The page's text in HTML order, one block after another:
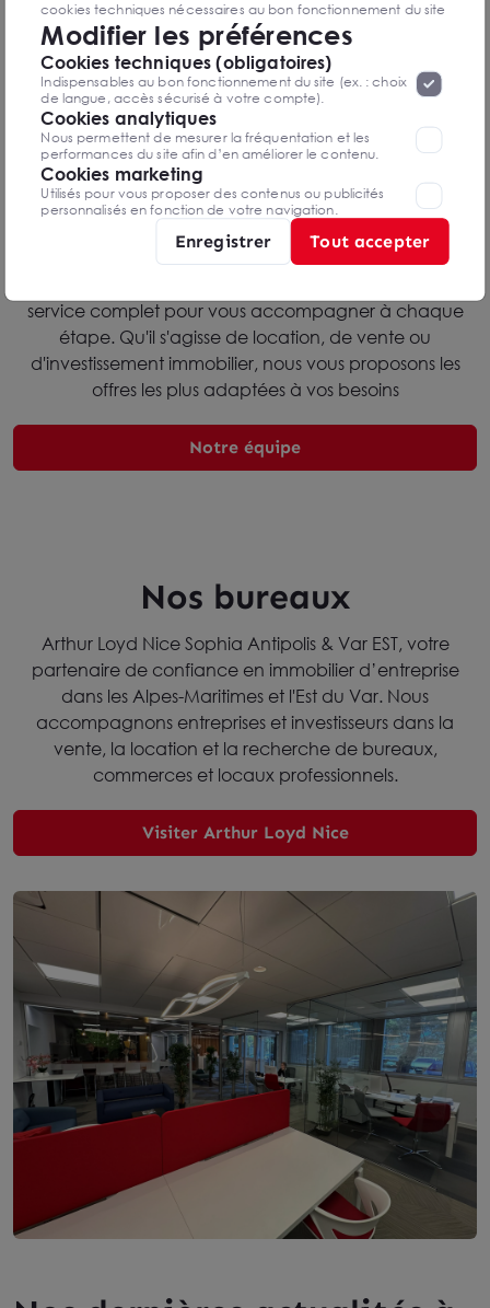
Notre équipe
Chez Arthur Nice Sophia Antipolis &Var Est, notre
équipe dévouée est là pour vous guider en toute
confiance dans la réalisation de vos projets immobiliers.
Nous mettons à profit notre connaissance approfondie
service complet pour vous accompagner à chaque
étape. Qu'il s'agisse de location, de vente ou
d'investissement immobilier, nous vous proposons les
offres les plus adaptées à vos besoins
Notre équipe
Nos bureaux
Arthur Loyd Nice Sophia Antipolis & Var EST, votre
partenaire de confiance en immobilier d’entreprise
dans les Alpes-Maritimes et l'Est du Var. Nous
accompagnons entreprises et investisseurs dans la
vente, la location et la recherche de bureaux,
commerces et locaux professionnels.
Visiter Arthur Loyd Nice
cookies techniques nécessaires au bon fonctionnement du site
seront déposés. Pour plus d’informations, vous pouvez consulter
«Protection des données à caractère
personnel ».Lorsque vous naviguez sur notre site internet, il
peut être amenée à déposer des cookies. Vous avez la
possibilité de désactiver les cookies, ces réglages ne seront
valables que sur le navigateur que vous utilisez actuellement
Modifier les préférences
Cookies techniques (obligatoires)
Indispensables au bon fonctionnement du site (ex. : choix
de langue, accès sécurisé à votre compte).
Cookies analytiques
Nous permettent de mesurer la fréquentation et les
performances du site afin d’en améliorer le contenu.
Cookies marketing
Utilisés pour vous proposer des contenus ou publicités
personnalisés en fonction de votre navigation.
Enregistrer Tout accepter